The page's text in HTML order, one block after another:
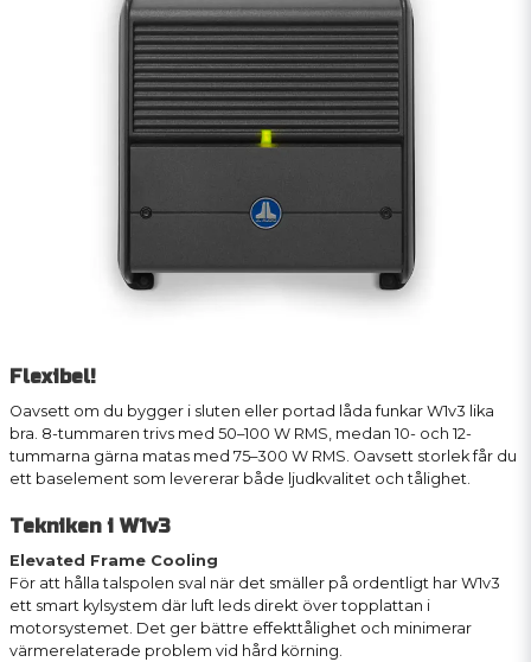
Flexibel!
Oavsett om du bygger i sluten eller portad låda funkar W1v3 lika
bra. 8-tummaren trivs med 50–100 W RMS, medan 10- och 12-
tummarna gärna matas med 75–300 W RMS. Oavsett storlek får du
ett baselement som levererar både ljudkvalitet och tålighet.
Tekniken i W1v3
Elevated Frame Cooling
För att hålla talspolen sval när det smäller på ordentligt har W1v3
ett smart kylsystem där luft leds direkt över topplattan i
motorsystemet. Det ger bättre effekttålighet och minimerar
värmerelaterade problem vid hård körning.